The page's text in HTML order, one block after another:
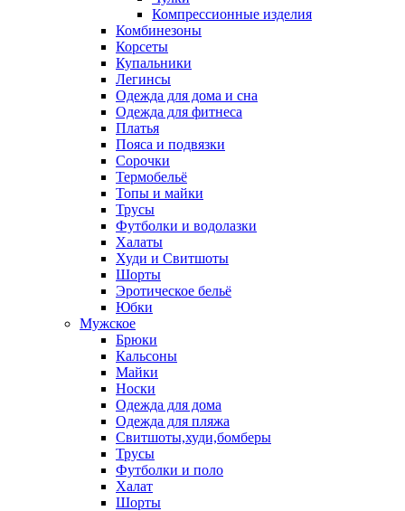
Компрессионные изделия
Комбинезоны
Корсеты
Купальники
Легинсы
Одежда для дома и сна
Одежда для фитнеса
Платья
Пояса и подвязки
Сорочки
Термобельё
Топы и майки
Трусы
Футболки и водолазки
Халаты
Худи и Свитшоты
Шорты
Эротическое бельё
Юбки
Мужское
Брюки
Кальсоны
Майки
Носки
Одежда для дома
Одежда для пляжа
Свитшоты,худи,бомберы
Трусы
Футболки и поло
Халат
Шорты